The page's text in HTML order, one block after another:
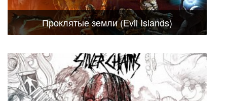
Проклятые земли (Evil Islands)